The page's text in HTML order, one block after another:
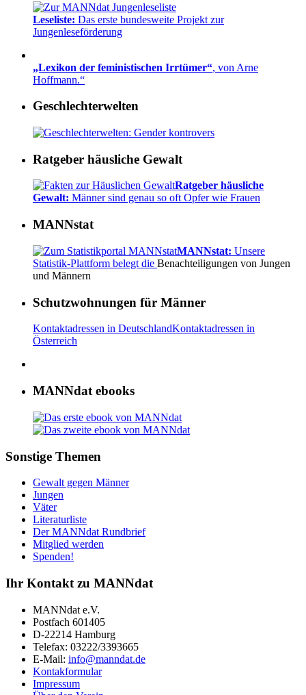
Leseliste: Das erste bundesweite Projekt zur
Jungenleseförderung
„Lexikon der feministischen Irrtümer“, von Arne
Hoffmann.“
Geschlechterwelten
Ratgeber häusliche Gewalt
Ratgeber häusliche
Gewalt: Männer sind genau so oft Opfer wie Frauen
MANNstat
MANNstat: Unsere
Statistik-Plattform belegt die Benachteiligungen von Jungen
und Männern
Schutzwohnungen für Männer
Kontaktadressen in DeutschlandKontaktadressen in
Österreich
MANNdat ebooks
Sonstige Themen
Gewalt gegen Männer
Jungen
Väter
Literaturliste
Der MANNdat Rundbrief
Mitglied werden
Spenden!
Ihr Kontakt zu MANNdat
MANNdat e.V.
Postfach 601405
D-22214 Hamburg
Telefax: 03222/3393665
E-Mail: info@manndat.de
Kontakformular
Impressum